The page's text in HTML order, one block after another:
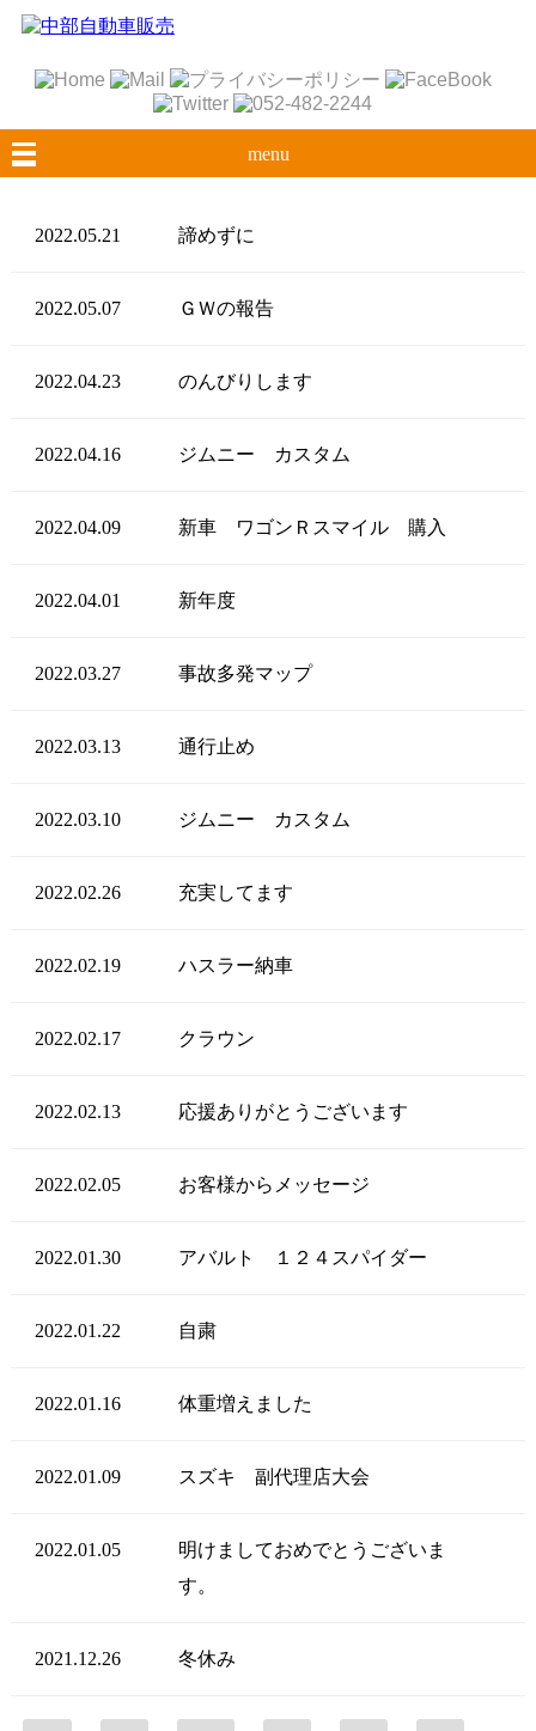
menu
2022.05.21 諦めずに
2022.05.07 ＧＷの報告
2022.04.23 のんびりします
2022.04.16 ジムニー カスタム
2022.04.09 新車 ワゴンＲスマイル 購入
2022.04.01 新年度
2022.03.27 事故多発マップ
2022.03.13 通行止め
2022.03.10 ジムニー カスタム
2022.02.26 充実してます
2022.02.19 ハスラー納車
2022.02.17 クラウン
2022.02.13 応援ありがとうございます
2022.02.05 お客様からメッセージ
2022.01.30 アバルト １２４スパイダー
2022.01.22 自粛
2022.01.16 体重増えました
2022.01.09 スズキ 副代理店大会
2022.01.05
明けましておめでとうございま
す。
2021.12.26 冬休み